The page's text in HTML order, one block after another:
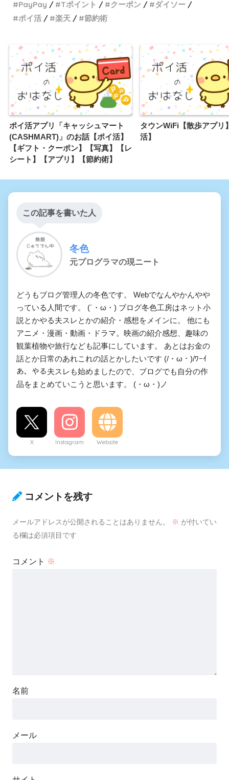
PayPay Tポイント クーポン
ダイソー
ポイ活
楽天 節約術
ポイ活アプリ「キャッシュマート
(CASHMART)」のお話【ポイ活】
【ギフト・クーポン】【写真】【レ
シート】【アプリ】【節約術】
タウンWiFi【散歩アプリ
活】
この記事を書いた人
冬色
元プログラマの現ニート
どうもブログ管理人の冬色です。 Webでなんやかんやや
っている人間です。 (´・ω・) ブログ冬色工房はネット小
説とかやる夫スレとかの紹介・感想をメインに。 他にも
アニメ・漫画・動画・ドラマ。映画の紹介感想、趣味の
観葉植物や旅行なども記事にしています。 あとはお金の
話とか日常のあれこれの話とかしたいです (/・ω・)/ﾜｰｲ
あ、やる夫スレも始めましたので、ブログでも自分の作
品をまとめていこうと思います。 (・ω・)ノ
X Instagram Website
コメントを残す
メールアドレスが公開されることはありません。 ※ が付いてい
る欄は必須項目です
コメント ※
名前
メール